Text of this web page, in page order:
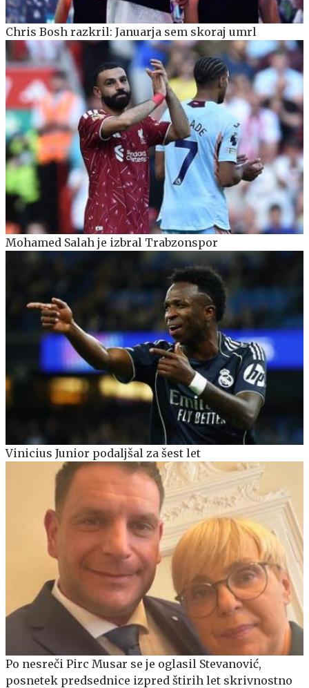
Chris Bosh razkril: Januarja sem skoraj umrl
Mohamed Salah je izbral Trabzonspor
Vinicius Junior podaljšal za šest let
Po nesreči Pirc Musar se je oglasil Stevanović,
posnetek predsednice izpred štirih let skrivnostno